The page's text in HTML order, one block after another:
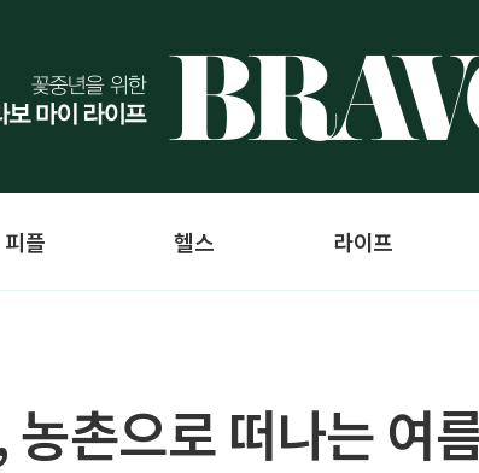
피플 헬스 라이프
촌으로 떠나는 여